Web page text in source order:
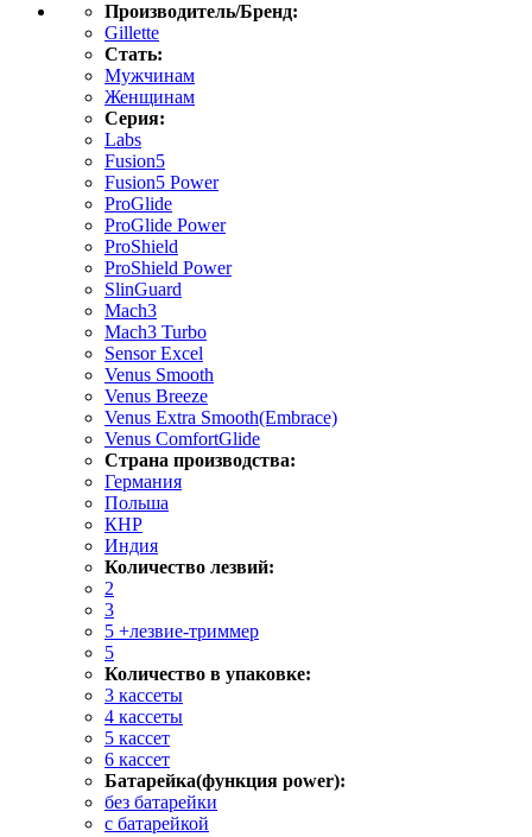
Производитель/Бренд:
Gillette
Стать:
Мужчинам
Женщинам
Серия:
Labs
Fusion5
Fusion5 Power
ProGlide
ProGlide Power
ProShield
ProShield Power
SlinGuard
Mach3
Mach3 Turbo
Sensor Excel
Venus Smooth
Venus Breeze
Venus Extra Smooth(Embrace)
Venus ComfortGlide
Страна производства:
Германия
Польша
КНР
Индия
Количество лезвий:
2
3
5 +лезвие-триммер
5
Количество в упаковке:
3 кассеты
4 кассеты
5 кассет
6 кассет
Батарейка(функция power):
без батарейки
с батарейкой